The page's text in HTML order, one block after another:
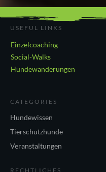
USEFUL LINKS
Einzelcoaching
Social-Walks
Hundewanderungen
CATEGORIES
Hundewissen
Tierschutzhunde
Veranstaltungen
RECHTLICHES